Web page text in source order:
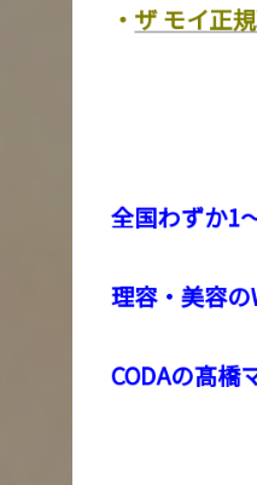
・ ザ モイ正
全国わずか1
理容・美容
CODAの髙橋